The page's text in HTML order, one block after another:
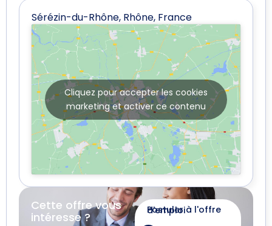
Sérézin-du-Rhône, Rhône, France
Cliquez pour accepter les cookies
marketing et activer ce contenu
Cette offre vous
intéresse ?
Postuler à l'offre d'emploi